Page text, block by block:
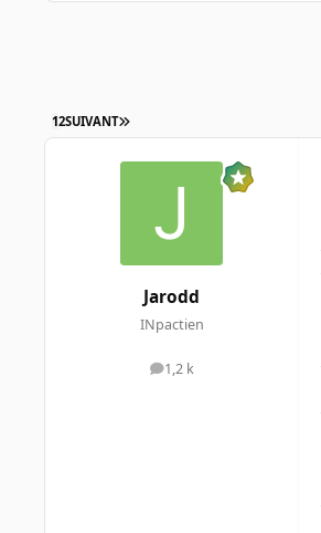
12SUIVANT
Jarodd
INpactien
1,2 k
messages